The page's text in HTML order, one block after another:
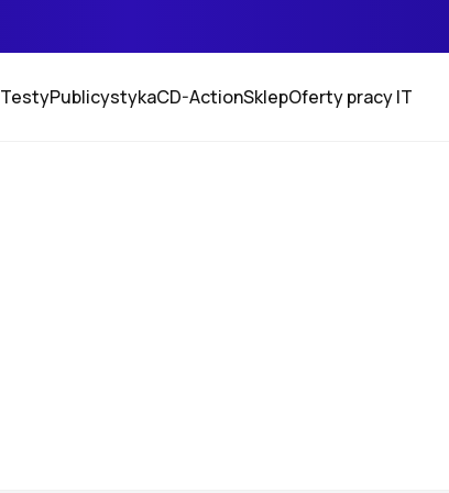
TestyPublicystykaCD-ActionSklepOferty pracy IT